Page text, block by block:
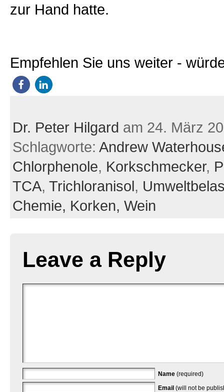
zur Hand hatte.
Empfehlen Sie uns weiter -
Dr. Peter Hilgard am 24. März
Schlagworte: Andrew
Chlorphenole, Korkschmecker,
TCA, Trichloranisol,
Chemie, Korken, Wein
Leave a Reply
Name (required)
Email (will not be